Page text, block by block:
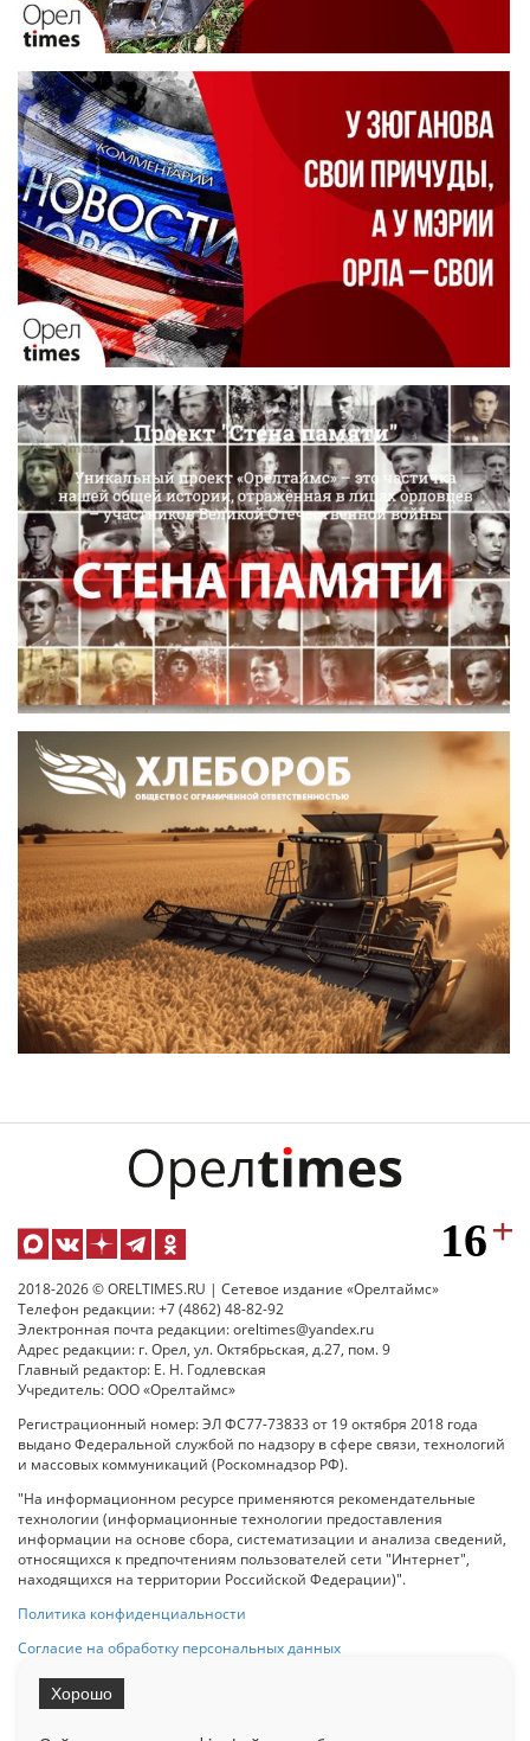
2018-2026 © ORELTIMES.RU | Сетевое издание «Орелтаймс»
Телефон редакции: +7 (4862) 48-82-92
Электронная почта редакции: oreltimes@yandex.ru
Адрес редакции: г. Орел, ул. Октябрьская, д.27, пом. 9
Главный редактор: Е. Н. Годлевская
Учредитель: ООО «Орелтаймс»
Регистрационный номер: ЭЛ ФС77-73833 от 19 октября 2018 года
выдано Федеральной службой по надзору в сфере связи, технологий
и массовых коммуникаций (Роскомнадзор РФ).
"На информационном ресурсе применяются рекомендательные
технологии (информационные технологии предоставления
информации на основе сбора, систематизации и анализа сведений,
относящихся к предпочтениям пользователей сети "Интернет",
находящихся на территории Российской Федерации)".
Политика конфиденциальности
Согласие на обработку персональных данных
на Сетевое издание «ОрелТаймс» обязательна.
Хорошо